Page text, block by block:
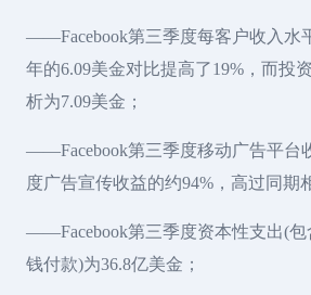
——Facebook第三季度每客户收入水
年的6.09美金对比提高了19%，而投
析为7.09美金；
——Facebook第三季度移动广告平台
度广告宣传收益的约94%，高过同期
——Facebook第三季度资本性支出(包
钱付款)为36.8亿美金；